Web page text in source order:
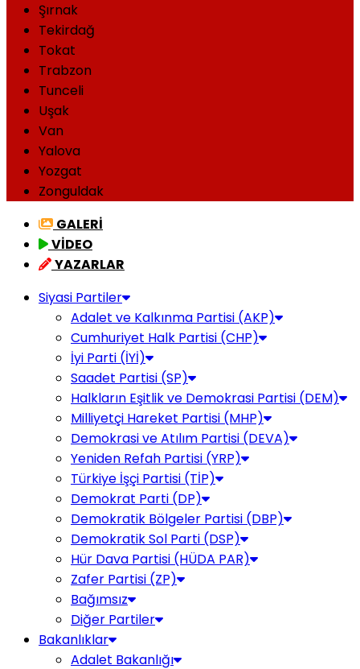
Şırnak
Tekirdağ
Tokat
Trabzon
Tunceli
Uşak
Van
Yalova
Yozgat
Zonguldak
GALERİ
VİDEO
YAZARLAR
Siyasi Partiler
Adalet ve Kalkınma Partisi (AKP)
Cumhuriyet Halk Partisi (CHP)
İyi Parti (İYİ)
Saadet Partisi (SP)
Halkların Eşitlik ve Demokrasi Partisi (DEM)
Milliyetçi Hareket Partisi (MHP)
Demokrasi ve Atılım Partisi (DEVA)
Yeniden Refah Partisi (YRP)
Türkiye İşçi Partisi (TİP)
Demokrat Parti (DP)
Demokratik Bölgeler Partisi (DBP)
Demokratik Sol Parti (DSP)
Hür Dava Partisi (HÜDA PAR)
Zafer Partisi (ZP)
Bağımsız
Diğer Partiler
Bakanlıklar
Adalet Bakanlığı